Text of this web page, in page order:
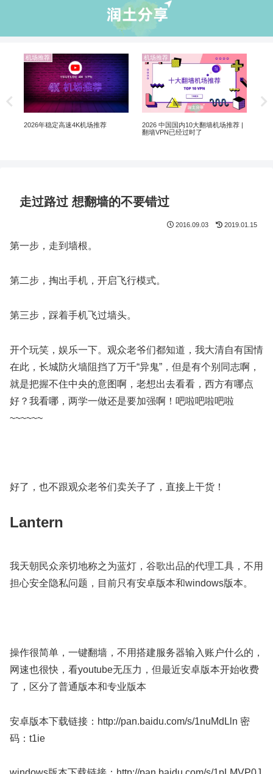
业界资讯
翻墙选 VPN 还是机场？
业界资讯
5个购买美区Apple ID 和小火箭翻墙
走过路过 想翻墙的不要错过
2016.09.03 2019.01.15
第一步，走到墙根。
第二步，掏出手机，开启飞行模式。
第三步，踩着手机飞过墙头。
开个玩笑，娱乐一下。观众老爷们都知道，我大清自有国情
在此，长城防火墙阻挡了万千“异鬼”，但是有个别同志啊，
就是把握不住中央的意图啊，老想出去看看，西方有哪点
好？我看哪，两学一做还是要加强啊！吧啦吧啦吧啦
~~~~~~
好了，也不跟观众老爷们卖关子了，直接上干货！
Lantern
我天朝民众亲切地称之为蓝灯，谷歌出品的代理工具，不用
担心安全隐私问题，目前只有安卓版本和windows版本。
操作很简单，一键翻墙，不用搭建服务器输入账户什么的，
网速也很快，看youtube无压力，但最近安卓版本开始收费
了，区分了普通版本和专业版本
安卓版本下载链接：http://pan.baidu.com/s/1nuMdLln 密
码：t1ie